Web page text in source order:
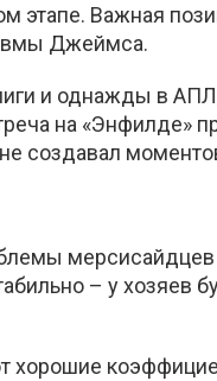
этапе. Важная
Джеймса.
и однажды в
на «Энфилде»
создавал
– у хозяев
хорошие